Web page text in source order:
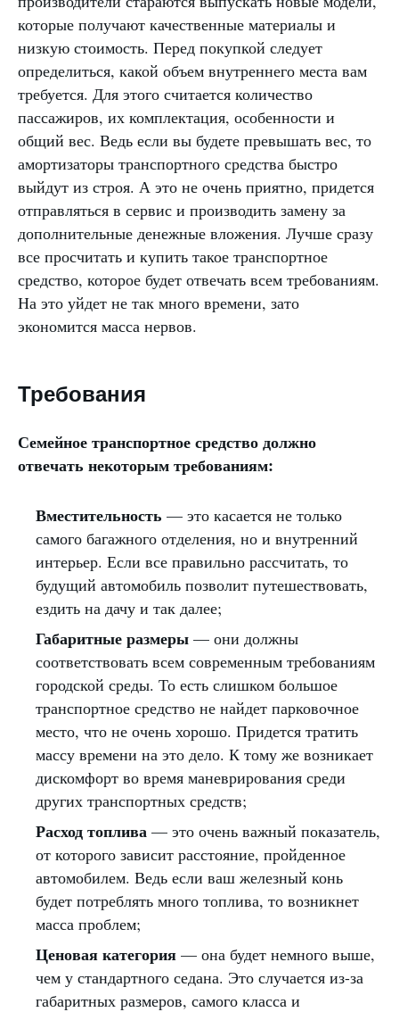
которые получают качественные материалы и
низкую стоимость. Перед покупкой следует
определиться, какой объем внутреннего места вам
требуется. Для этого считается количество
пассажиров, их комплектация, особенности и
общий вес. Ведь если вы будете превышать вес, то
амортизаторы транспортного средства быстро
выйдут из строя. А это не очень приятно, придется
отправляться в сервис и производить замену за
дополнительные денежные вложения. Лучше сразу
все просчитать и купить такое транспортное
средство, которое будет отвечать всем требованиям.
На это уйдет не так много времени, зато
экономится масса нервов.
Требования
Семейное транспортное средство должно
отвечать некоторым требованиям:
Вместительность — это касается не только
самого багажного отделения, но и внутренний
интерьер. Если все правильно рассчитать, то
будущий автомобиль позволит путешествовать,
ездить на дачу и так далее;
Габаритные размеры — они должны
соответствовать всем современным требованиям
городской среды. То есть слишком большое
транспортное средство не найдет парковочное
место, что не очень хорошо. Придется тратить
массу времени на это дело. К тому же возникает
дискомфорт во время маневрирования среди
других транспортных средств;
Расход топлива — это очень важный показатель,
от которого зависит расстояние, пройденное
автомобилем. Ведь если ваш железный конь
будет потреблять много топлива, то возникнет
масса проблем;
Ценовая категория — она будет немного выше,
чем у стандартного седана. Это случается из-за
габаритных размеров, самого класса и